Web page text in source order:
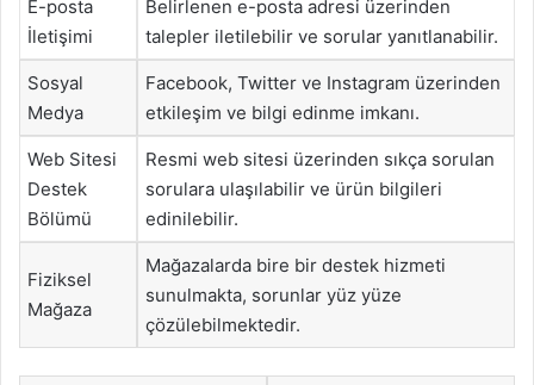
E-posta
İletişimi
Belirlenen e-posta adresi üzerinden
talepler iletilebilir ve sorular yanıtlanabilir.
Sosyal
Medya
Facebook, Twitter ve Instagram üzerinden
etkileşim ve bilgi edinme imkanı.
Web Sitesi
Destek
Bölümü
Resmi web sitesi üzerinden sıkça sorulan
sorulara ulaşılabilir ve ürün bilgileri
edinilebilir.
Fiziksel
Mağaza
Mağazalarda bire bir destek hizmeti
sunulmakta, sorunlar yüz yüze
çözülebilmektedir.